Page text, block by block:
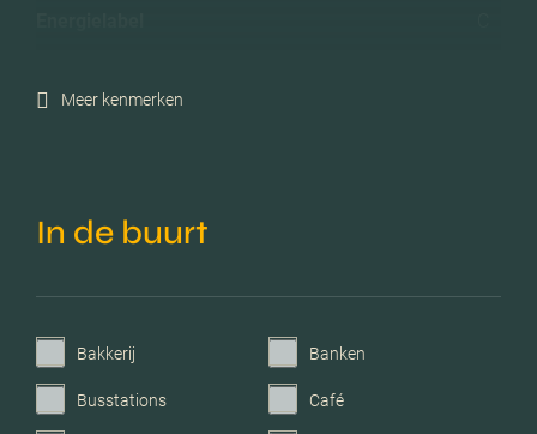
Isolatie
C.v.-ketel bouwjaar
Voorzieningen
Tv kabel, lift, glasvezel
Parkeerfaciliteiten
Meer kenmerken
In de buurt
Bakkerij Banken
Busstations Café